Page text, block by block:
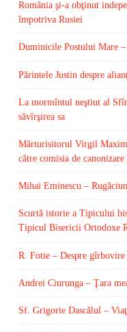
România şi-a obţinut
împotriva Rusiei
Duminicile Postului Mare
Părintele Justin despre
La mormîntul neştiut al
săvîrşirea sa
Mărturisitorul Virgil Maxim
către comisia de
Mihai Eminescu –
Scurtă istorie a Tipicului
Tipicul Bisericii Ortodoxe
R. Fotie – Despre gîrbovire
Andrei Ciurunga – Ţara
Sf. Grigorie Dascălul –